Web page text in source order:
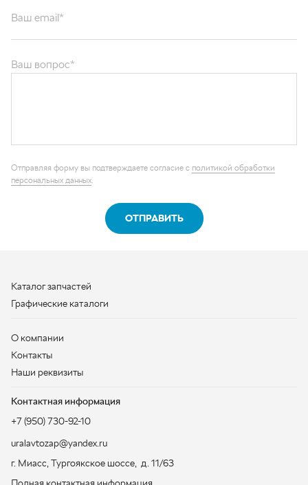
персональных данных
Каталог запчастей
Контактная информация
+7 (950) 730-92-10
uralavtozap@yandex.ru
г. Миасс, Тургоякское шоссе, д. 11/63
Полная контактная информация